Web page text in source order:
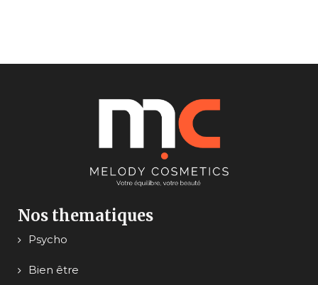
Nos thematiques
Psycho
Bien être